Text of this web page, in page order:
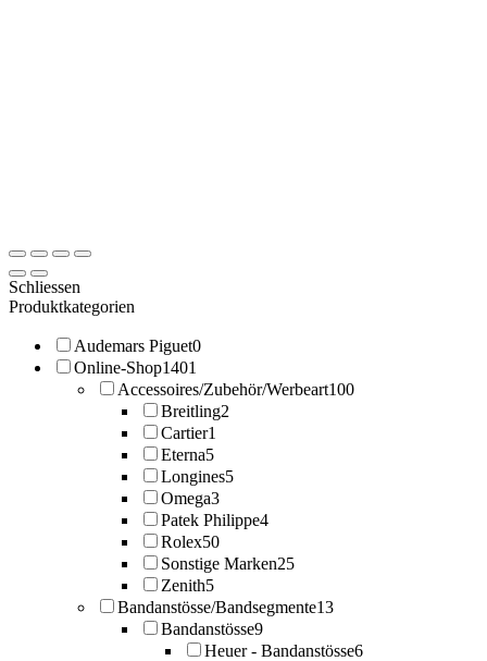
Schliessen
Produktkategorien
Audemars Piguet0
Online-Shop1401
Accessoires/Zubehör/Werbeart100
Breitling2
Cartier1
Eterna5
Longines5
Omega3
Patek Philippe4
Rolex50
Sonstige Marken25
Zenith5
Bandanstösse/Bandsegmente13
Bandanstösse9
Heuer - Bandanstösse6